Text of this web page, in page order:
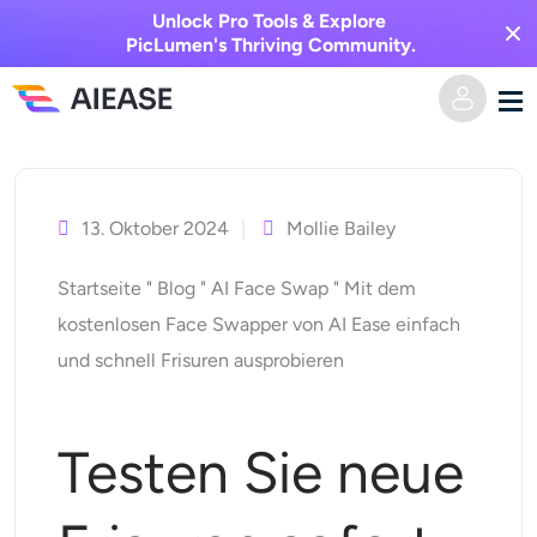
Unlock Pro Tools & Explore
PicLumen's Thriving Community.
KI-Video
Text zu Video
Bild zu Video
KI-Kuss-Generator
Videoeffekte
KI-Bild
Text zu Bild
springen
13. Oktober 2024 Mollie Bailey
Startseite " Blog "AI Face Swap " Mit dem
kostenlosen Face Swapper von AI Ease einfach
und schnell Frisuren ausprobieren
Testen Sie neue